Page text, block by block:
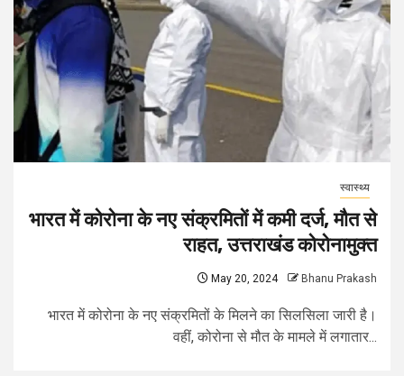
स्वास्थ्य
भारत में कोरोना के नए संक्रमितों में कमी दर्ज, मौत से
राहत, उत्तराखंड कोरोनामुक्त
May 20, 2024 Bhanu Prakash
भारत में कोरोना के नए संक्रमितों के मिलने का सिलसिला जारी है।
वहीं, कोरोना से मौत के मामले में लगातार...